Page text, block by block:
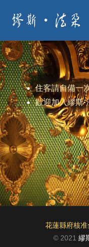
住客請自備一
歡迎加入繆斯
花蓮縣府核
© 2021 繆